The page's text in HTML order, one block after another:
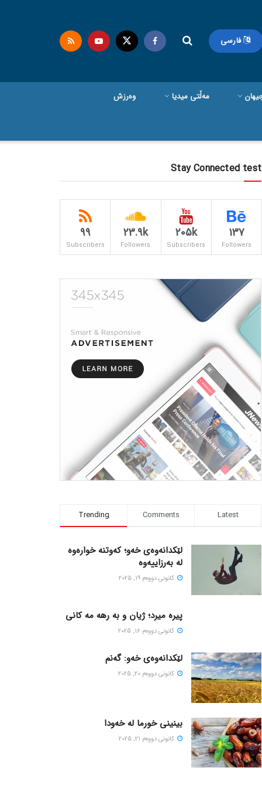
فارسی
مەڵتی میدیا وەرزش
Stay Connected test
137
Followers
205k
Subscribers
23.9k
Followers
99
Subscribers
Trending Comments Latest
لێکدانەوەی خەو؛ کەوتنە خوارەوە
لە بەرزاییەوە
كانونی دووه‌م 19, 2025
پیره میرد؛ ژیان و به رهه مه کانی
كانونی دووه‌م 16, 2025
لێکدانەوەی خەو: گەنم
كانونی دووه‌م 20, 2025
بینینی خورما لە خەودا
كانونی دووه‌م 21, 2025